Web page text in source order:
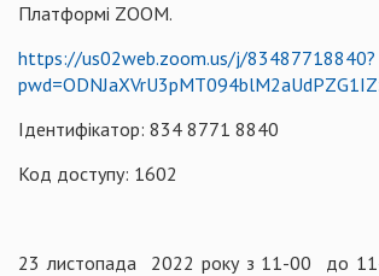
Платформі ZOOM.
https://us02web.zoom.us/j/83487718840?
Ідентифікатор: 834 8771 8840
Код доступу: 1602
23 листопада 2022 року з 11-00 до 11-